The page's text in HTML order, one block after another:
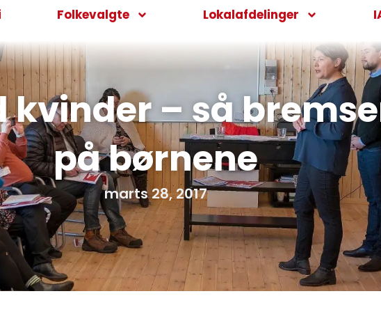
Folkevalgte Lokalafdelinger
kvinder – så
på børnene
marts 28, 2017